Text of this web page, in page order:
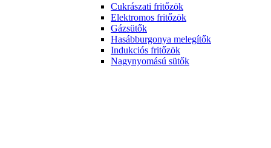
Cukrászati fritőzök
Elektromos fritőzök
Gázsütők
Hasábburgonya melegítők
Indukciós fritőzök
Nagynyomású sütők